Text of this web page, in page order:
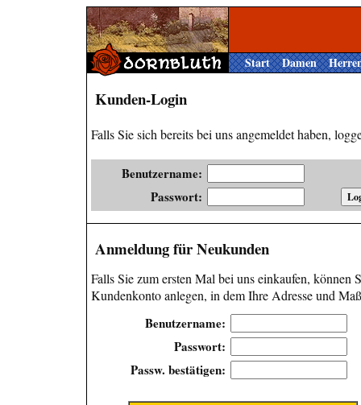
Start Damen
Kunden-Login
Falls Sie sich bereits bei uns angemeldet haben,
Benutzername:
Passwort:
Anmeldung für Neukunden
Falls Sie zum ersten Mal bei uns einkaufen, können
Kundenkonto anlegen, in dem Ihre Adresse und
Benutzername:
Passwort:
Passw. bestätigen: